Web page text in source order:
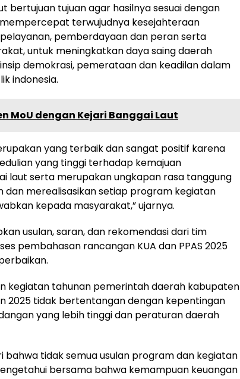
bertujuan tujuan agar hasilnya sesuai dengan
terwujudnya kesejahteraan
pemberdayaan dan peran serta
untuk meningkatkan daya saing daerah
demokrasi, pemerataan dan keadilan dalam
indonesia.
MoU dengan Kejari Banggai Laut
yang terbaik dan sangat positif karena
yang tinggi terhadap kemajuan
laut serta merupakan ungkapan rasa tanggung
merealisasikan setiap program kegiatan
kepada masyarakat,” ujarnya.
usulan, saran, dan rekomendasi dari tim
pembahasan rancangan KUA dan PPAS 2025
kegiatan tahunan pemerintah daerah kabupaten
2025 tidak bertentangan dengan kepentingan
yang lebih tinggi dan peraturan daerah
bahwa tidak semua usulan program dan kegiatan
bersama bahwa kemampuan keuangan